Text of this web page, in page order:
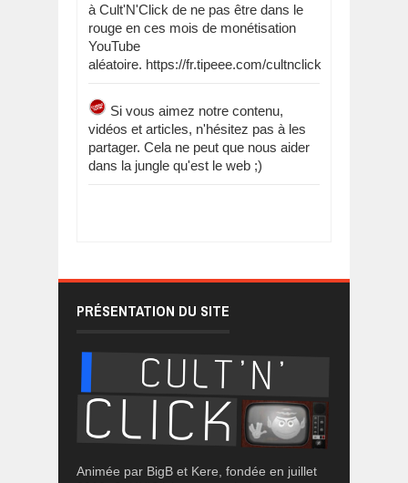
à Cult'N'Click de ne pas être dans le
rouge en ces mois de monétisation
YouTube
aléatoire. https://fr.tipeee.com/cultnclick
Si vous aimez notre contenu,
vidéos et articles, n'hésitez pas à les
partager. Cela ne peut que nous aider
dans la jungle qu'est le web ;)
PRÉSENTATION DU SITE
Animée par BigB et Kere, fondée en juillet